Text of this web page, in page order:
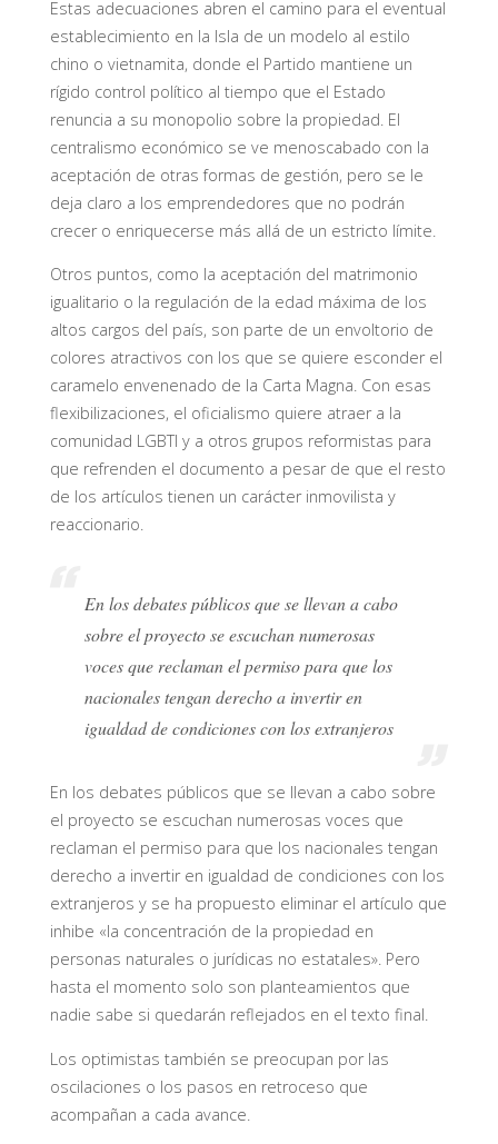
Estas adecuaciones abren el camino para el eventual
establecimiento en la Isla de un modelo al estilo
chino o vietnamita, donde el Partido mantiene un
rígido control político al tiempo que el Estado
renuncia a su monopolio sobre la propiedad. El
centralismo económico se ve menoscabado con la
aceptación de otras formas de gestión, pero se le
deja claro a los emprendedores que no podrán
crecer o enriquecerse más allá de un estricto límite.
Otros puntos, como la aceptación del matrimonio
igualitario o la regulación de la edad máxima de los
altos cargos del país, son parte de un envoltorio de
colores atractivos con los que se quiere esconder el
caramelo envenenado de la Carta Magna. Con esas
flexibilizaciones, el oficialismo quiere atraer a la
comunidad LGBTI y a otros grupos reformistas para
que refrenden el documento a pesar de que el resto
de los artículos tienen un carácter inmovilista y
reaccionario.
En los debates públicos que se llevan a cabo
sobre el proyecto se escuchan numerosas
voces que reclaman el permiso para que los
nacionales tengan derecho a invertir en
igualdad de condiciones con los extranjeros
En los debates públicos que se llevan a cabo sobre
el proyecto se escuchan numerosas voces que
reclaman el permiso para que los nacionales tengan
derecho a invertir en igualdad de condiciones con los
extranjeros y se ha propuesto eliminar el artículo que
inhibe «la concentración de la propiedad en
personas naturales o jurídicas no estatales». Pero
hasta el momento solo son planteamientos que
nadie sabe si quedarán reflejados en el texto final.
Los optimistas también se preocupan por las
oscilaciones o los pasos en retroceso que
acompañan a cada avance.